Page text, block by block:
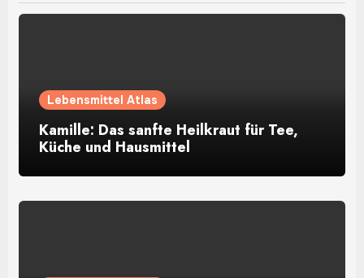
Lebensmittel Atlas
Kamille: Das sanfte Heilkraut für Tee,
Küche und Hausmittel